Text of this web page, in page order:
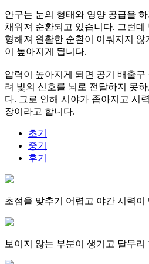
안구는 눈의 형태와 영양 공급을
채워져 순환되고 있습니다. 그런
형해져 원활한 순환이 이뤄지지
이 높아지게 됩니다.
압력이 높아지게 되면 공기 배출
려 빛의 신호를 뇌로 전달하지 못
다. 그로 인해 시야가 좁아지고 시
장이라고 합니다.
초기
중기
후기
초점을 맞추기 어렵고 야간 시력이
보이지 않는 부분이 생기고 달무리